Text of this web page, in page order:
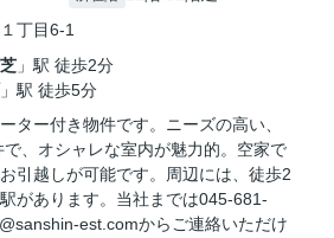
１丁目6-1
」駅 徒歩2分
」駅 徒歩5分
ター付き物件です。ニーズの高い、
、オシャレな室内が魅力的。空家で
引越しが可能です。周辺には、徒歩2
があります。当社までは045-681-
est.comからご連絡いただけ